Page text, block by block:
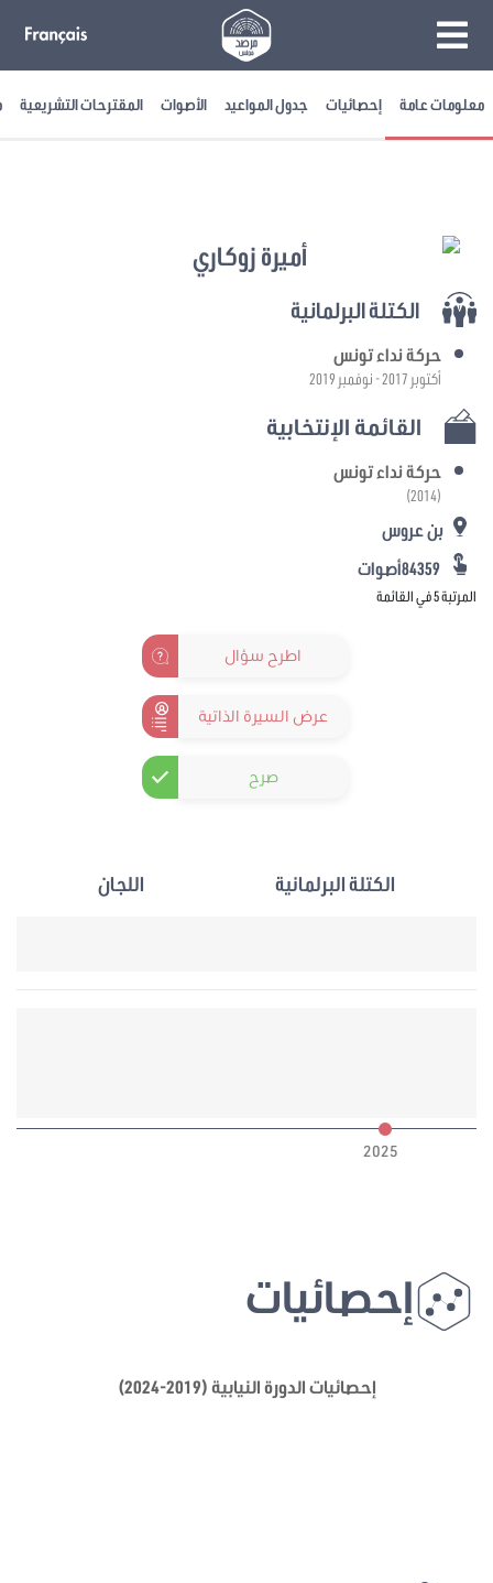
معلومات عامة إحصائيات جدول المواعيد الأصوات المقترحات التشريعية
أميرة زوكاري
الكتلة البرلمانية
حركة نداء تونس
أكتوبر 2017 - نوفمبر 2019
القائمة الإنتخابية
حركة نداء تونس
(2014)
بن عروس
المرتبة 5 في القائمة
اطرح سؤال
عرض السيرة الذاتية
صرح
الكتلة البرلمانية اللجان
2025
إحصائيات
إحصائيات الدورة النيابية (2019-2024)